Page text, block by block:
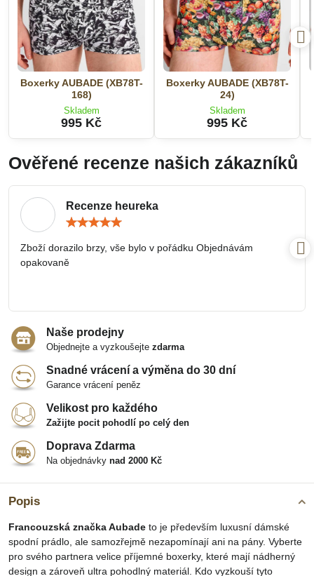
Popis
Francouzská značka Aubade to je především luxusní dámské
spodní prádlo, ale samozřejmě nezapomínají ani na pány. Vyberte
pro svého partnera velice příjemné boxerky, které mají nádherný
design a zároveň ultra pohodlný materiál. Kdo vyzkouší tyto
Boxerky AUBADE (XB78T-
168)
Skladem
995 Kč
Boxerky AUBADE (XB78T-
24)
Skladem
995 Kč
Ověřené recenze našich zákazníků
Recenze heureka
5
Zboží dorazilo brzy, vše bylo v pořádku Objednávám
opakovaně
Naše prodejny
Objednejte a vyzkoušejte zdarma
Snadné vrácení a výměna do 30 dní
Garance vrácení peněz
Velikost pro každého
Zažijte pocit pohodlí po celý den
Doprava Zdarma
Na objednávky nad 2000 Kč